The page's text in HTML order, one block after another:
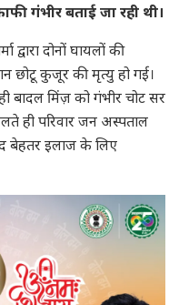
गंभीर बताई जा रही थी।
दोनों घायलों की
छोटू कुजूर की मृत्यु हो गई।
बादल मिंज़ को गंभीर चोट सर
ही परिवार जन अस्पताल
बेहतर इलाज के लिए